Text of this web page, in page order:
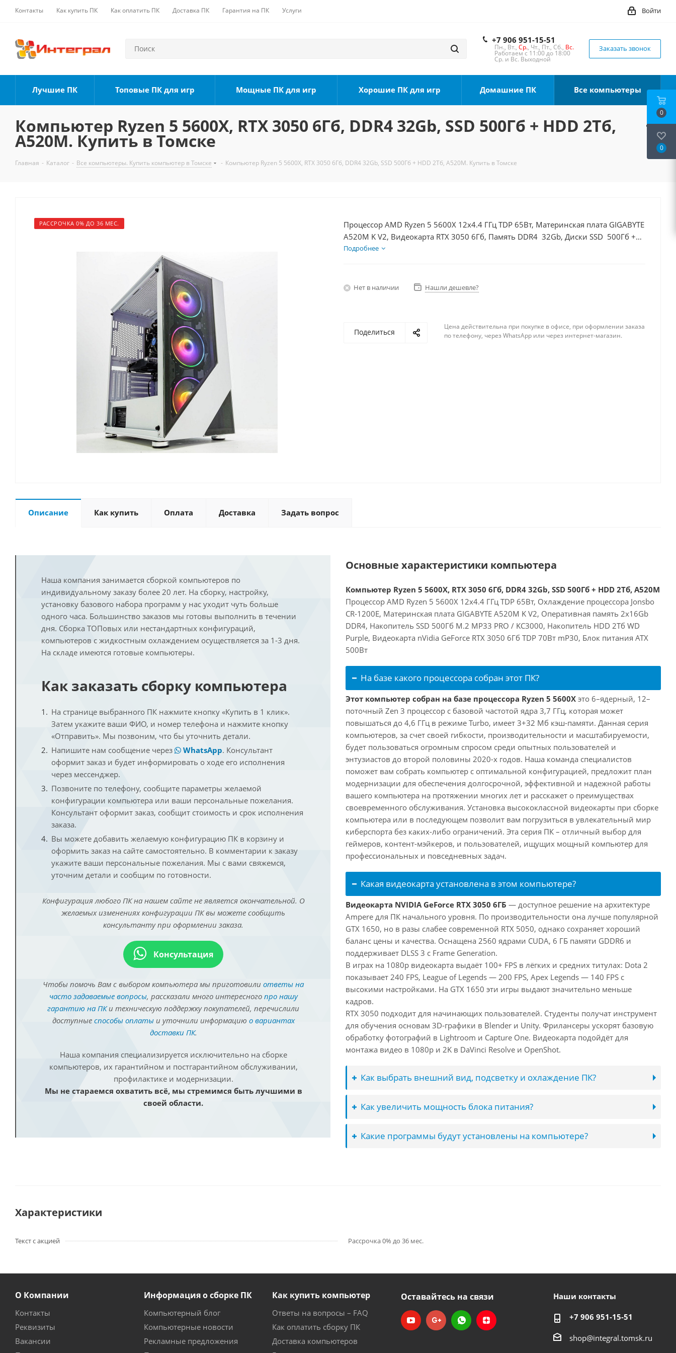
Контакты Как купить ПК Как оплатить ПК Доставка ПК Гарантия на ПК Услуги Войти
+7 906 951-15-51
Пн., Вт., Ср., Чт., Пт., Сб., Вс.
Работаем с 11:00 до 18:00
Ср. и Вс. Выходной
Заказать звонок
Лучшие ПК Топовые ПК для игр Мощные ПК для игр Хорошие ПК для игр Домашние ПК Все компьютеры
Компьютер Ryzen 5 5600X, RTX 3050 6Гб, DDR4 32Gb, SSD 500Гб + HDD 2Тб,
A520M. Купить в Томске
Главная - Каталог - Все компьютеры. Купить компьютер в Томске - Компьютер Ryzen 5 5600X, RTX 3050 6Гб, DDR4 32Gb, SSD 500Гб + HDD 2Тб, A520M. Купить в Томске
РАССРОЧКА 0% ДО 36 МЕС.
Процессор AMD Ryzen 5 5600X 12x4.4 ГГц TDP 65Вт, Материнская плата GIGABYTE
A520M K V2, Видеокарта RTX 3050 6Гб, Память DDR4 32Gb, Диски SSD 500Гб +
HDD 2Тб, БП 500Вт
Подробнее
Нет в наличии Нашли дешевле?
Поделиться
Цена действительна при покупке в офисе, при оформлении заказа
по телефону, через WhatsApp или через интернет-магазин.
Описание Как купить Оплата Доставка Задать вопрос
Наша компания занимается сборкой компьютеров по
индивидуальному заказу более 20 лет. На сборку, настройку,
установку базового набора программ у нас уходит чуть больше
одного часа. Большинство заказов мы готовы выполнить в течении
дня. Сборка ТОПовых или нестандартных конфигураций,
компьютеров с жидкостным охлаждением осуществляется за 1-3 дня.
На складе имеются готовые компьютеры.
Как заказать сборку компьютера
На странице выбранного ПК нажмите кнопку «Купить в 1 клик».
Затем укажите ваши ФИО, и номер телефона и нажмите кнопку
«Отправить». Мы позвоним, что бы уточнить детали.
Напишите нам сообщение через
WhatsApp. Консультант
оформит заказ и будет информировать о ходе его исполнения
через мессенджер.
Позвоните по телефону, сообщите параметры желаемой
конфигурации компьютера или ваши персональные пожелания.
Консультант оформит заказ, сообщит стоимость и срок исполнения
заказа.
Вы можете добавить желаемую конфигурацию ПК в корзину и
оформить заказ на сайте самостоятельно. В комментарии к заказу
укажите ваши персональные пожелания. Мы с вами свяжемся,
уточним детали и сообщим по готовности.
Конфигурация любого ПК на нашем сайте не является окончательной. О
желаемых изменениях конфигурации ПК вы можете сообщить
консультанту при оформлении заказа.
Консультация
Чтобы помочь Вам с выбором компьютера мы приготовили ответы на
часто задаваемые вопросы, рассказали много интересного про нашу
гарантию на ПКи техническую поддержку покупателей, перечислили
доступные способы оплатыи уточнили информацию о вариантах
доставки ПК.
Наша компания специализируется исключительно на сборке
компьютеров, их гарантийном и постгарантийном обслуживании,
профилактике и модернизации.
Мы не стараемся охватить всё, мы стремимся быть лучшими в
своей области.
Основные характеристики компьютера
Компьютер Ryzen 5 5600X, RTX 3050 6Гб, DDR4 32Gb, SSD 500Гб + HDD 2Тб, A520M
Процессор AMD Ryzen 5 5600X 12x4.4 ГГц TDP 65Вт, Охлаждение процессора Jonsbo
CR-1200E, Материнская плата GIGABYTE A520M K V2, Оперативная память 2x16Gb
DDR4, Накопитель SSD 500Гб M.2 MP33 PRO / KC3000, Накопитель HDD 2Тб WD
Purple, Видеокарта nVidia GeForce RTX 3050 6Гб TDP 70Вт mP30, Блок питания ATX
500Вт
На базе какого процессора собран этот ПК?
Этот компьютер собран на базе процессора Ryzen 5 5600X это 6–ядерный, 12–
поточный Zen 3 процессор с базовой частотой ядра 3,7 ГГц, которая может
повышаться до 4,6 ГГц в режиме Turbo, имеет 3+32 Мб кэш-памяти. Данная серия
компьютеров, за счет своей гибкости, производительности и масштабируемости,
будет пользоваться огромным спросом среди опытных пользователей и
энтузиастов до второй половины 2020-х годов. Наша команда специалистов
поможет вам собрать компьютер с оптимальной конфигурацией, предложит план
модернизации для обеспечения долгосрочной, эффективной и надежной работы
вашего компьютера на протяжении многих лет и расскажет о преимуществах
своевременного обслуживания. Установка высококлассной видеокарты при сборке
компьютера или в последующем позволит вам погрузиться в увлекательный мир
киберспорта без каких-либо ограничений. Эта серия ПК – отличный выбор для
геймеров, контент-мэйкеров, и пользователей, ищущих мощный компьютер для
профессиональных и повседневных задач.
Какая видеокарта установлена в этом компьютере?
Видеокарта NVIDIA GeForce RTX 3050 6ГБ — доступное решение на архитектуре
Ampere для ПК начального уровня. По производительности она лучше популярной
GTX 1650, но в разы слабее современной RTX 5050, однако сохраняет хороший
баланс цены и качества. Оснащена 2560 ядрами CUDA, 6 ГБ памяти GDDR6 и
поддерживает DLSS 3 с Frame Generation.
В играх на 1080p видеокарта выдаёт 100+ FPS в лёгких и средних титулах: Dota 2
показывает 240 FPS, League of Legends — 200 FPS, Apex Legends — 140 FPS с
высокими настройками. На GTX 1650 эти игры выдают значительно меньше
кадров.
RTX 3050 подходит для начинающих пользователей. Студенты получат инструмент
для обучения основам 3D-графики в Blender и Unity. Фрилансеры ускорят базовую
обработку фотографий в Lightroom и Capture One. Видеокарта подойдёт для
монтажа видео в 1080p и 2K в DaVinci Resolve и OpenShot.
Как выбрать внешний вид, подсветку и охлаждение ПК?
Как увеличить мощность блока питания?
Какие программы будут установлены на компьютере?
Характеристики
Текст с акцией Рассрочка 0% до 36 мес.
О Компании
Контакты
Реквизиты
Вакансии
Информация о сборке ПК
Компьютерный блог
Компьютерные новости
Рекламные предложения
Как купить компьютер
Ответы на вопросы – FAQ
Как оплатить сборку ПК
Доставка компьютеров
Оставайтесь на связи Наши контакты
+7 906 951-15-51
shop@integral.tomsk.ru
0
0